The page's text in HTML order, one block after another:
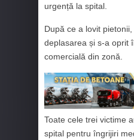
urgență la spital.
După ce a lovit
deplasarea și s-a oprit
comercială din zonă.
Toate cele trei victime
spital pentru îngrijiri